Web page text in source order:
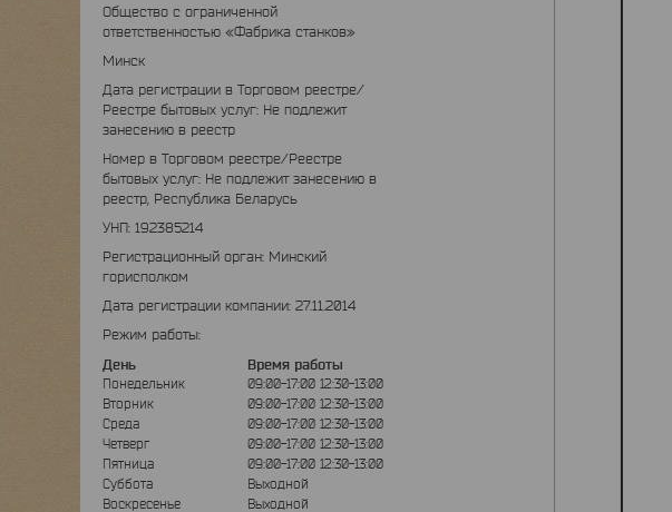
Общество с ограниченной
ответственностью «Фабрика станков»
Минск
Дата регистрации в Торговом реестре/
Реестре бытовых услуг: Не подлежит
занесению в реестр
Номер в Торговом реестре/Реестре
бытовых услуг: Не подлежит занесению в
реестр, Республика Беларусь
УНП: 192385214
Регистрационный орган: Минский
горисполком
Дата регистрации компании: 27.11.2014
Режим работы:
День Время работы
Понедельник 09:00-17:00 12:30-13:00
Вторник
09:00-17:00 12:30-13:00
Среда
09:00-17:00 12:30-13:00
Четверг
09:00-17:00 12:30-13:00
Пятница
09:00-17:00 12:30-13:00
Суббота
Выходной
Воскресенье
Выходной